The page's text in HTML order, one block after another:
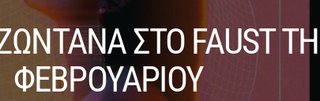
ΣΤΟ FAUST
ΦΕΒΡΟΥΑΡΙΟΥ